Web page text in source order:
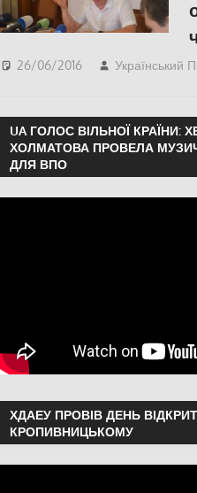
26/06/2016 Український
UA ГОЛОС ВІЛЬНОЇ КРАЇНИ:
ХОЛМАТОВА ПРОВЕЛА
ДЛЯ ВПО
ХДАЕУ ПРОВІВ ДЕНЬ
КРОПИВНИЦЬКОМУ